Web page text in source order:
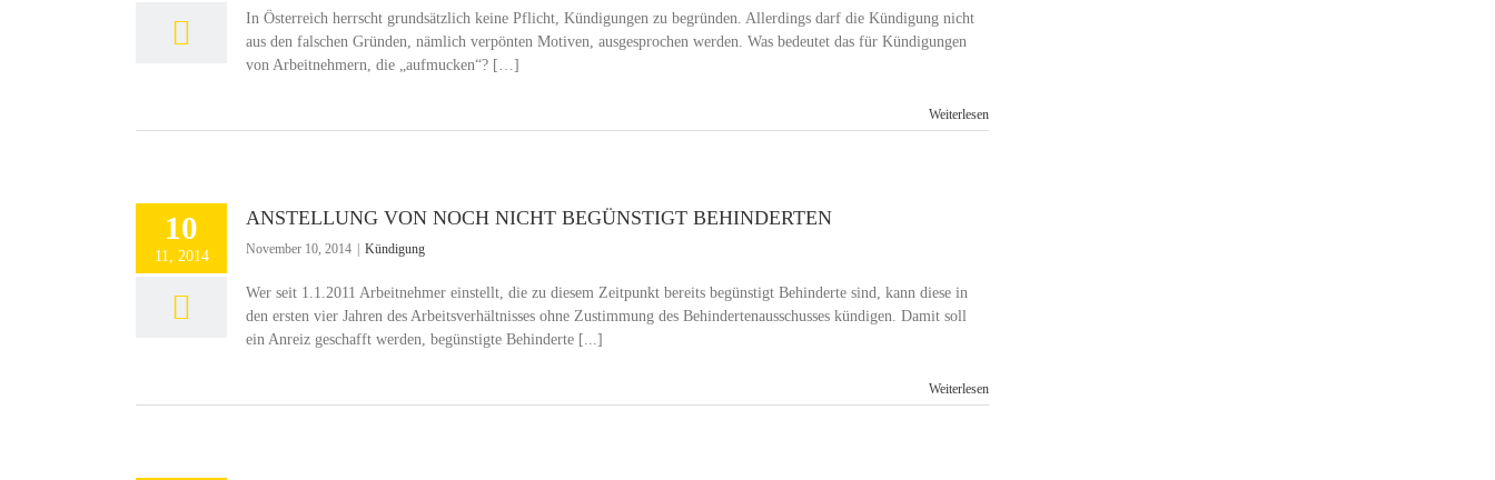
In Österreich herrscht grundsätzlich keine Pflicht, Kündigungen zu begründen. Allerdings darf die Kündigung nicht
aus den falschen Gründen, nämlich verpönten Motiven, ausgesprochen werden. Was bedeutet das für Kündigungen
von Arbeitnehmern, die „aufmucken“? […]
Weiterlesen
10
11, 2014
ANSTELLUNG VON NOCH NICHT BEGÜNSTIGT BEHINDERTEN
November 10, 2014 Kündigung
Wer seit 1.1.2011 Arbeitnehmer einstellt, die zu diesem Zeitpunkt bereits begünstigt Behinderte sind, kann diese in
den ersten vier Jahren des Arbeitsverhältnisses ohne Zustimmung des Behindertenausschusses kündigen. Damit soll
ein Anreiz geschafft werden, begünstigte Behinderte [...]
Weiterlesen